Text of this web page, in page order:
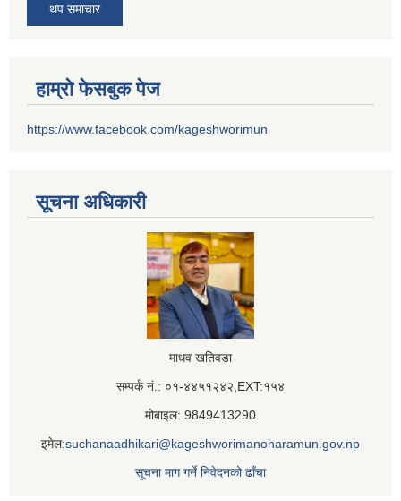
थप समाचार
हाम्रो फेसबुक पेज
https://www.facebook.com/kageshworimun
सूचना अधिकारी
माधव खतिवडा
सम्पर्क नं.: ०१-४४५१२४२,EXT:१५४
मोबाइल: 9849413290
इमेल:suchanaadhikari@kageshworimanoharamun.gov.np
सूचना माग गर्ने निवेदनको ढाँचा